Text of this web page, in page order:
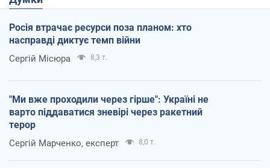
Росія втрачає ресурси поза планом: хто
насправді диктує темп війни
Сергій Місюра 8,3 т.
"Ми вже проходили через гірше": Україні не
варто піддаватися зневірі через ракетний
терор
Сергій Марченко, експерт 8,0 т.